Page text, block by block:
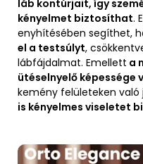
láb kontúrjait, így
kényelmet biztosíthat.
enyhítésében segíthet,
el a testsúlyt,
lábfájdalmat. Emellett a
ütéselnyelő
kemény felületeken való
is kényelmes viseletet